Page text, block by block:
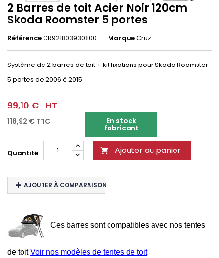
2 Barres de toit Acier Noir 120cm
Skoda Roomster 5 portes
RéférenceCR921803930800 MarqueCruz
Système de 2 barres de toit + kit fixations pourSkoda Roomster
5 portes de 2006 à 2015
99,10 € HT
118,92 € TTC En stock
fabricant
Quantité  Ajouter au panier
AJOUTER À COMPARAISON
Ces barres sont compatibles avec nos tentes
de toitVoir nos modèles de tentes de toit